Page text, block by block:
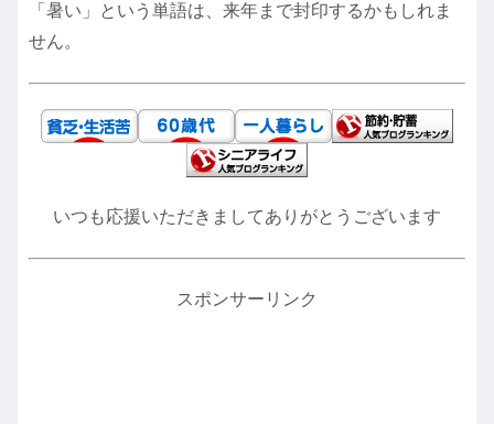
「暑い」という単語は、来年まで封印するかもしれま
せん。
いつも応援いただきましてありがとうございます
スポンサーリンク